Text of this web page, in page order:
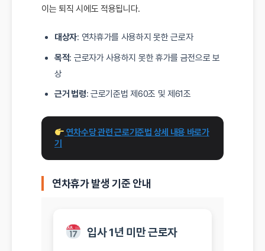
이는 퇴직 시에도 적용됩니다.
대상자: 연차휴가를 사용하지 못한 근로자
목적: 근로자가 사용하지 못한 휴가를 금전으로 보
상
근거 법령: 근로기준법 제60조 및 제61조
연차수당 관련 근로기준법 상세 내용 바로가
기
연차휴가 발생 기준 안내
입사 1년 미만 근로자